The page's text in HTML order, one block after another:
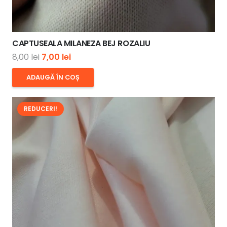
CAPTUSEALA MILANEZA BEJ ROZALIU
8,00lei Prețul
inițial
a
fost:
8,00 lei.
7,00 leiPrețul
curent
este:
7,00 lei.
ADAUGĂ ÎN COȘ
REDUCERI!